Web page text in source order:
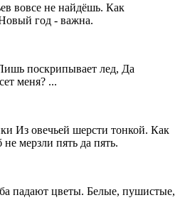
вовсе не найдёшь. Как
год - важна.
поскрипывает лед, Да
меня? ...
Из овечьей шерсти тонкой. Как
не мерзли пять да пять.
падают цветы. Белые, пушистые,